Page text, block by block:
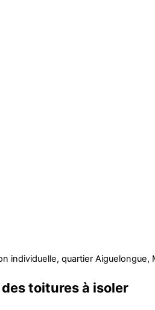
individuelle, quartier Aiguelongue,
toitures à isoler